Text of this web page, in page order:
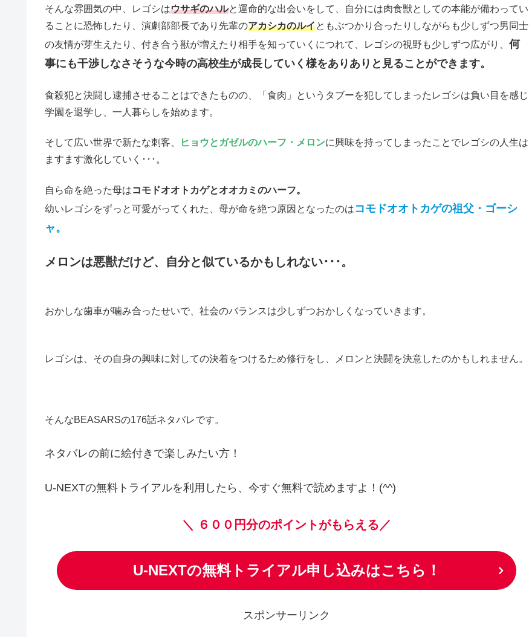
そんな雰囲気の中、レゴシはウサギのハルと運命的な出会いをして、自分には肉食獣としての本能が備わってい
ることに恐怖したり、演劇部部長であり先輩のアカシカのルイともぶつかり合ったりしながらも少しずつ男同士
の友情が芽生えたり、付き合う獣が増えたり相手を知っていくにつれて、レゴシの視野も少しずつ広がり、 何
事にも干渉しなさそうな今時の高校生が成長していく様をありありと見ることができます。
食殺犯と決闘し逮捕させることはできたものの、「食肉」というタブーを犯してしまったレゴシは負い目を感じ
学園を退学し、一人暮らしを始めます。
そして広い世界で新たな刺客、 ヒョウとガゼルのハーフ・メロンに興味を持ってしまったことでレゴシの人生は
ますます激化していく･･･。
自ら命を絶った母はコモドオオトカゲとオオカミのハーフ。
幼いレゴシをずっと可愛がってくれた、母が命を絶つ原因となったのはコモドオオトカゲの祖父・ゴーシ
ャ。
メロンは悪獣だけど、自分と似ているかもしれない･･･。
おかしな歯車が噛み合ったせいで、社会のバランスは少しずつおかしくなっていきます。
レゴシは、その自身の興味に対しての決着をつけるため修行をし、メロンと決闘を決意したのかもしれません。
そんなBEASARSの176話ネタバレです。
ネタバレの前に絵付きで楽しみたい方！
U-NEXTの無料トライアルを利用したら、今すぐ無料で読めますよ！(^^)
＼ ６００円分のポイントがもらえる／
U-NEXTの無料トライアル申し込みはこちら！
スポンサーリンク